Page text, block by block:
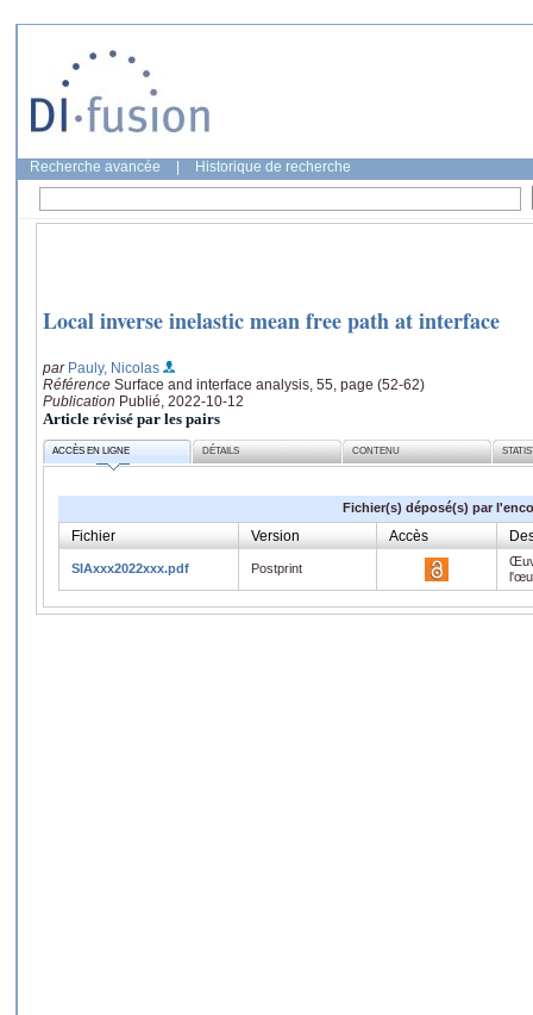
Recherche avancée Historique de recherche
Local inverse inelastic mean free path at interface
par Pauly, Nicolas
Référence Surface and interface analysis, 55, page (52-62)
Publication Publié, 2022-10-12
Article révisé par les pairs
ACCÈS EN LIGNE DÉTAILS CONTENU
Fichier(s) déposé(s) par
Fichier Version Accès
SIAxxx2022xxx.pdf Postprint